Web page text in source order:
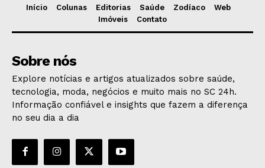
Início Colunas Editorias Saúde Zodíaco
Web
Imóveis
Contato
Sobre nós
Explore notícias e artigos atualizados sobre saúde,
tecnologia, moda, negócios e muito mais no SC 24h.
Informação confiável e insights que fazem a diferença
no seu dia a dia